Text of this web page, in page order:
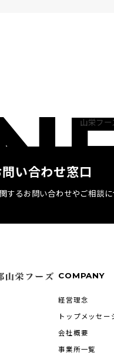
山栄フ
い合わせ窓口
するお問い合わせやご相談
COMPANY
経営理念
トップメッセー
会社概要
事業所一覧